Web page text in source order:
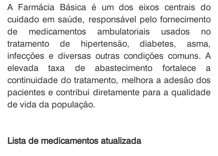
A Farmácia Básica é um dos eixos centrais do
cuidado em saúde, responsável pelo fornecimento
de medicamentos ambulatoriais usados no
tratamento de hipertensão, diabetes, asma,
infecções e diversas outras condições comuns. A
elevada taxa de abastecimento fortalece a
continuidade do tratamento, melhora a adesão dos
pacientes e contribui diretamente para a qualidade
de vida da população.
Lista de medicamentos atualizada